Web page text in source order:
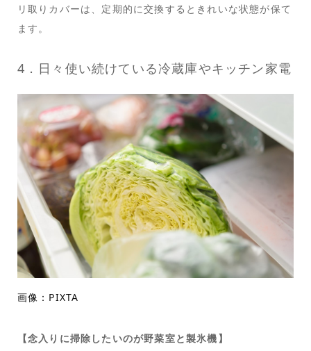
リ取りカバーは、定期的に交換するときれいな状態が保て
ます。
4．日々使い続けている冷蔵庫やキッチン家電
画像：PIXTA
【念入りに掃除したいのが野菜室と製氷機】